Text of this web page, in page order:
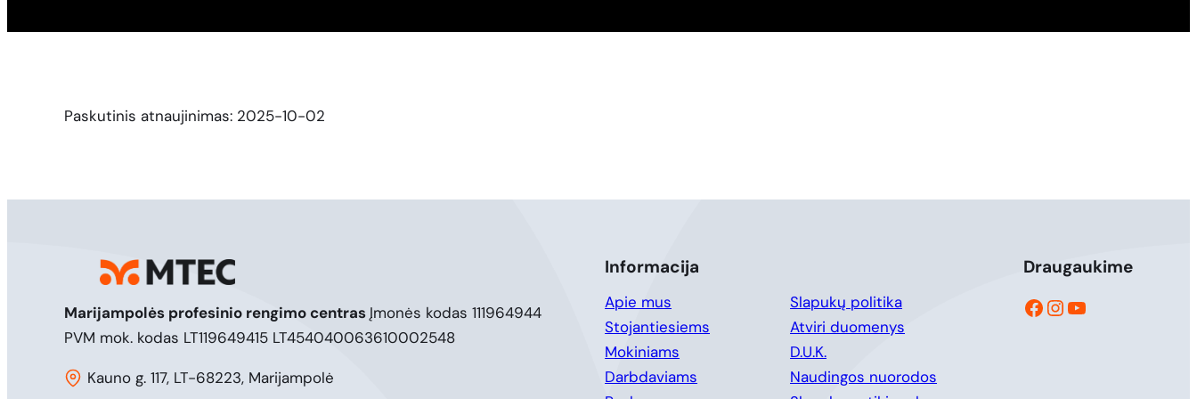
Paskutinis atnaujinimas: 2025-10-02
Marijampolės profesinio rengimo centras Įmonės kodas 111964944
PVM mok. kodas LT119649415 LT454040063610002548
Kauno g. 117, LT-68223, Marijampolė
Informacija
Apie mus
Stojantiesiems
Mokiniams
Darbdaviams
Slapukų politika
Atviri duomenys
D.U.K.
Naudingos nuorodos
Draugaukime
Facebook
Instagram
YouTube